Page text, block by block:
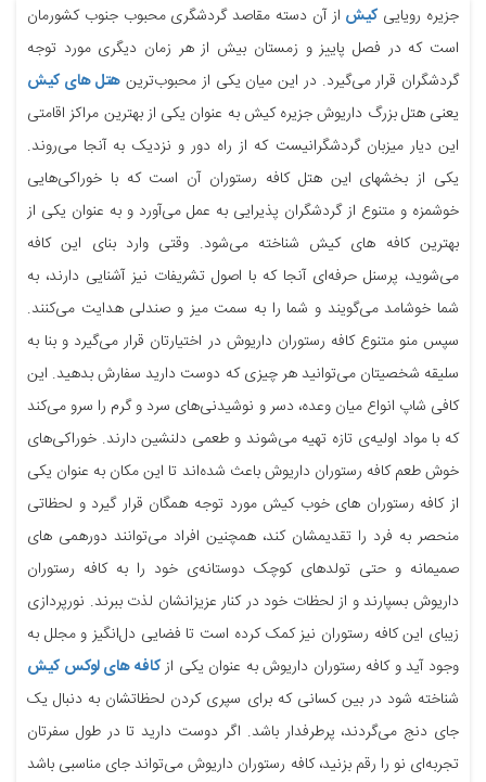
جزیره رویاییکیش از آن دسته مقاصد گردشگری محبوب جنوب کشورمان
است که در فصل پاییز و زمستان بیش از هر زمان دیگری مورد توجه
گردشگران قرار می‌گیرد. در این میان یکی از محبوب‌ترین هتل های کیش
یعنی هتل بزرگ داریوش جزیره کیش به عنوان یکی از بهترین مراکز اقامتی
این دیار میزبان گردشگرانیست که از راه دور و نزدیک به آنجا می‌روند.
یکی از بخش‎های این هتل کافه رستوران آن است که با خوراکی‌هایی
خوشمزه و متنوع از گردشگران پذیرایی به عمل می‌آورد و به عنوان یکی از
بهترین کافه های کیش شناخته می‌شود. وقتی وارد بنای این کافه
می‌شوید، پرسنل حرفه‌ای آنجا که با اصول تشریفات نیز آشنایی دارند، به
شما خوشامد می‌گویند و شما را به سمت میز و صندلی هدایت می‌کنند.
سپس منو متنوع کافه رستوران داریوش در اختیارتان قرار می‌گیرد و بنا به
سلیقه شخصیتان می‌توانید هر چیزی که دوست دارید سفارش بدهید. این
کافی شاپ انواع میان وعده، دسر و نوشیدنی‌های سرد و گرم را سرو می‌کند
که با مواد اولیه‌ی تازه تهیه می‌شوند و طعمی دلنشین دارند. خوراکی‌های
خوش طعم کافه رستوران داریوش باعث شده‌اند تا این مکان به عنوان یکی
از کافه رستوران های خوب کیش مورد توجه همگان قرار گیرد و لحظاتی
منحصر به فرد را تقدیمشان کند، همچنین افراد می‌توانند دورهمی های
صمیمانه و حتی تولدهای کوچک دوستانه‌ی خود را به کافه رستوران
داریوش بسپارند و از لحظات خود در کنار عزیزانشان لذت ببرند. نورپردازی
زیبای این کافه رستوران نیز کمک کرده است تا فضایی دل‌انگیز و مجلل به
وجود آید و کافه رستوران داریوش به عنوان یکی ازکافه های لوکس کیش
شناخته شود در بین کسانی که برای سپری کردن لحظاتشان به دنبال یک
جای دنج می‌گردند، پرطرفدار باشد. اگر دوست دارید تا در طول سفرتان
تجربه‌ای نو را رقم بزنید، کافه رستوران داریوش می‌تواند جای مناسبی باشد